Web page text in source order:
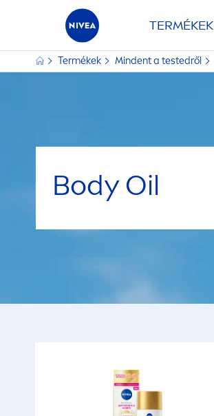
TERMÉKEK
Termékek Mindent a testedről
Body Oil